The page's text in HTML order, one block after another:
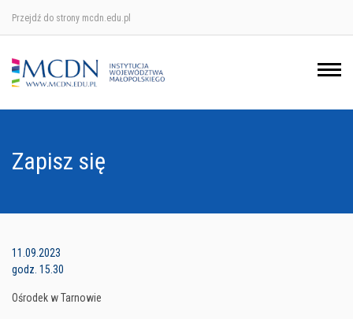
Przejdź do strony mcdn.edu.pl
Zapisz się
11.09.2023
godz. 15.30
Ośrodek w Tarnowie
Ośrodek w Krakowie
Ośrodek w Nowym Sączu
Ośrodek w Tarnowie